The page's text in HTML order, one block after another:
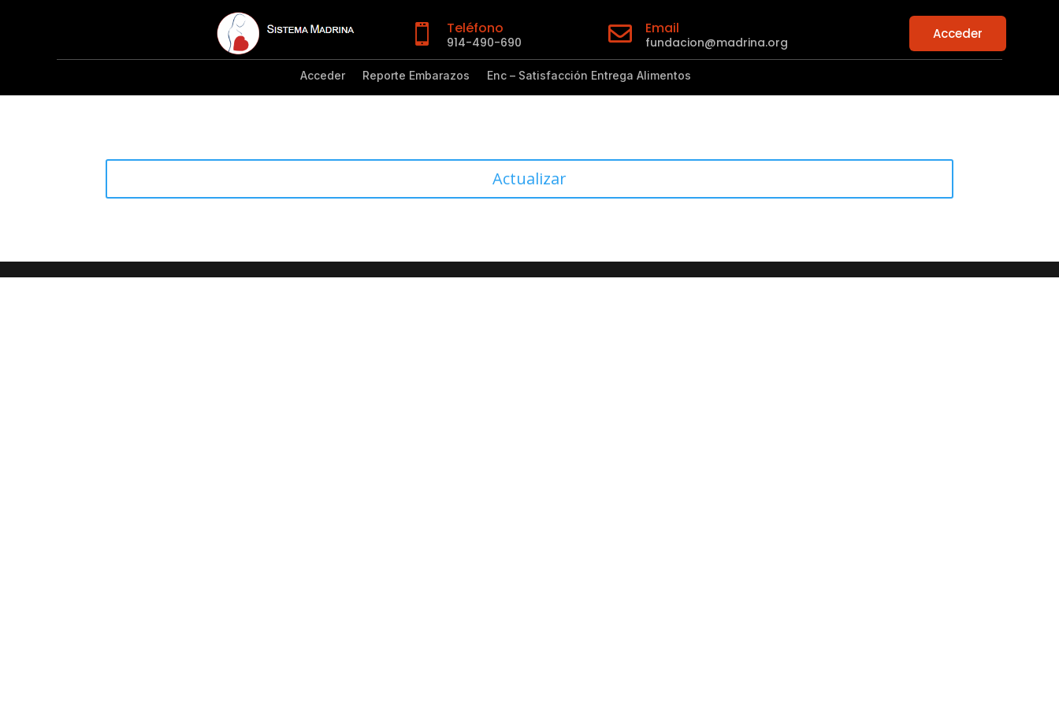
 Teléfono
914-490-690  Email
fundacion@madrina.org
Acceder
Acceder Reporte Embarazos Enc – Satisfacción Entrega Alimentos
Actualizar